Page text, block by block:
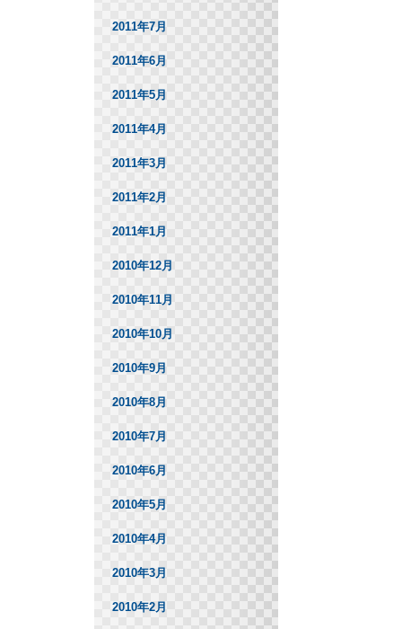
2011年7月
2011年6月
2011年5月
2011年4月
2011年3月
2011年2月
2011年1月
2010年12月
2010年11月
2010年10月
2010年9月
2010年8月
2010年7月
2010年6月
2010年5月
2010年4月
2010年3月
2010年2月